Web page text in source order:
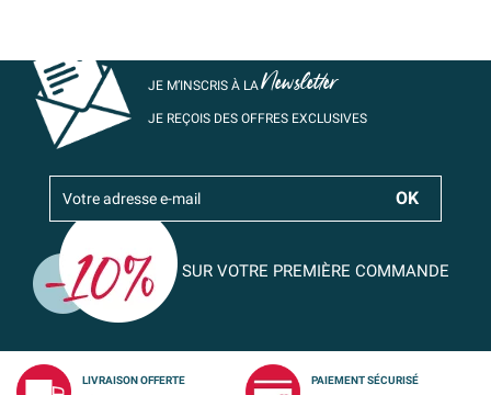
JE M’INSCRIS À LANewsletter
JE REÇOIS DES OFFRES EXCLUSIVES
SUR VOTRE PREMIÈRE COMMANDE
LIVRAISON OFFERTE
PAIEMENT SÉCURISÉ